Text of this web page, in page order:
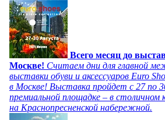
Всего месяц до
Москве! Считаем дни для главной
выставки обуви и аксессуаров Euro
в Москве! Выставка пройдет с 27 по
премиальной площадке – в столичном
на Краснопресненской набережной.